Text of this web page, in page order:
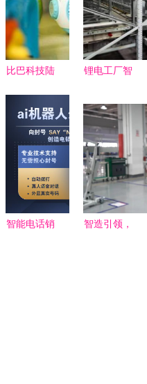
比巴科技陆
能硬件初创
企业的生存
之道与智能
机器人销售
策略
锂电工厂智
雷柏机器人
提供一站式
优质解决方
案
智能电话销
智造引领，